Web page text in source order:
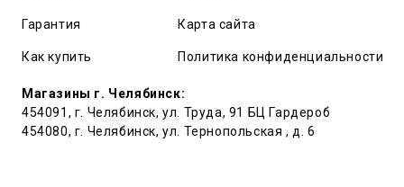
Гарантия
Как купить
Карта сайта
Политика конфиденциальности
Магазины г. Челябинск:
454091, г. Челябинск, ул. Труда, 91 БЦ Гардероб
454080, г. Челябинск, ул. Тернопольская , д. 6